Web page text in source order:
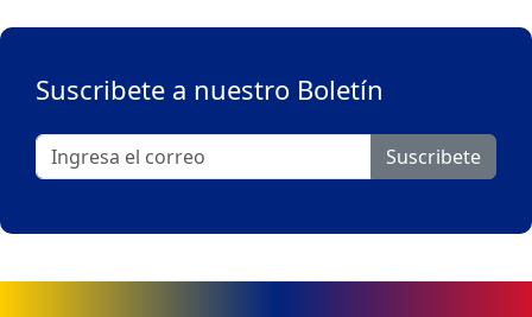
Suscribete a nuestro Boletín
Suscribete